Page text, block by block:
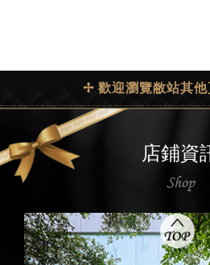
✢ 歡迎瀏覽敝站其
店鋪資
Shop